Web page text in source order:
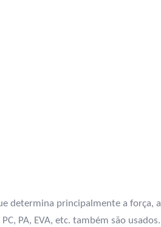
determina principalmente a força, a
PA, EVA, etc. também são usados.